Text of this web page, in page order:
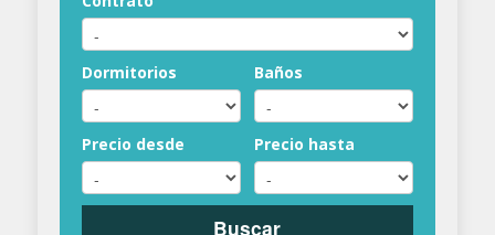
Dormitorios Baños
Precio desde Precio hasta
Buscar